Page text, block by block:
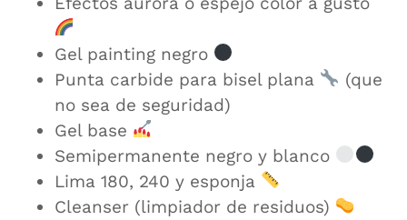
Gel painting negro
Punta carbide para bisel plana
(que
no sea de seguridad)
Gel base
Semipermanente negro y blanco
Lima 180, 240 y esponja
Cleanser (limpiador de residuos)